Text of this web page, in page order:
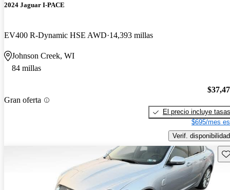
2024 Jaguar I-PACE
EV400 R-Dynamic HSE AWD 14,393 millas
Johnson Creek, WI
84 millas
Gran oferta
El precio incluye tasas
$695/mes
Verif. disponibilidad